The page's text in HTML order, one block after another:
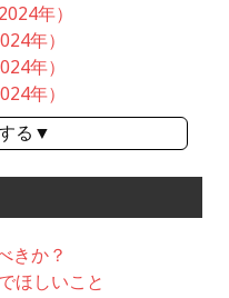
年）
年）
年）
年）
る▼
きか？
ほしいこと